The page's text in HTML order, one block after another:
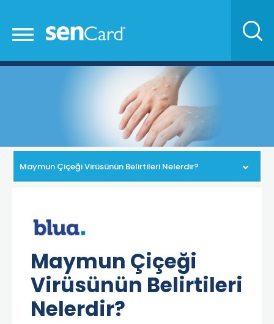
Maymun Çiçeği Virüsünün Belirtileri Nelerdir?
Maymun Çiçeği
Virüsünün Belirtileri
Nelerdir?